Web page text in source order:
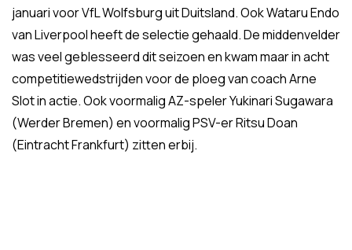
januari voor VfL Wolfsburg uit Duitsland. Ook Wataru Endo
van Liverpool heeft de selectie gehaald. De middenvelder
was veel geblesseerd dit seizoen en kwam maar in acht
competitiewedstrijden voor de ploeg van coach Arne
Slot in actie. Ook voormalig AZ-speler Yukinari Sugawara
(Werder Bremen) en voormalig PSV-er Ritsu Doan
(Eintracht Frankfurt) zitten erbij.